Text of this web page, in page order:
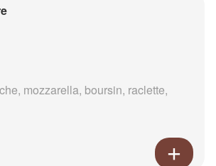
mozzarella, boursin, raclette,